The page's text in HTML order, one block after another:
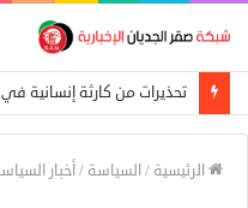
الرئيسية /السياسة /أخبار